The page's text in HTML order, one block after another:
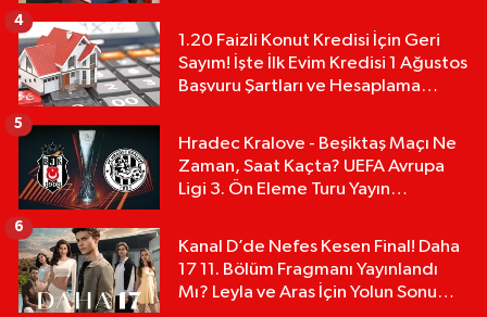
1.20 Faizli Konut Kredisi İçin Geri
Sayım! İşte İlk Evim Kredisi 1 Ağustos
Başvuru Şartları ve Hesaplama
4
Hradec Kralove - Beşiktaş Maçı Ne
Zaman, Saat Kaçta? UEFA Avrupa
Ligi 3. Ön Eleme Turu Yayın
5
Kanal D’de Nefes Kesen Final! Daha
17 11. Bölüm Fragmanı Yayınlandı
Mı? Leyla ve Aras İçin Yolun Sonu
6